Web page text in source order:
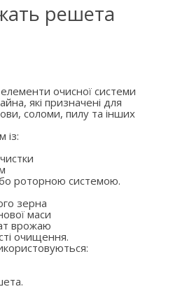
решета
очисної системи
які призначені для
соломи, пилу та інших
із:
роторною системою.
зерна
маси
врожаю
очищення.